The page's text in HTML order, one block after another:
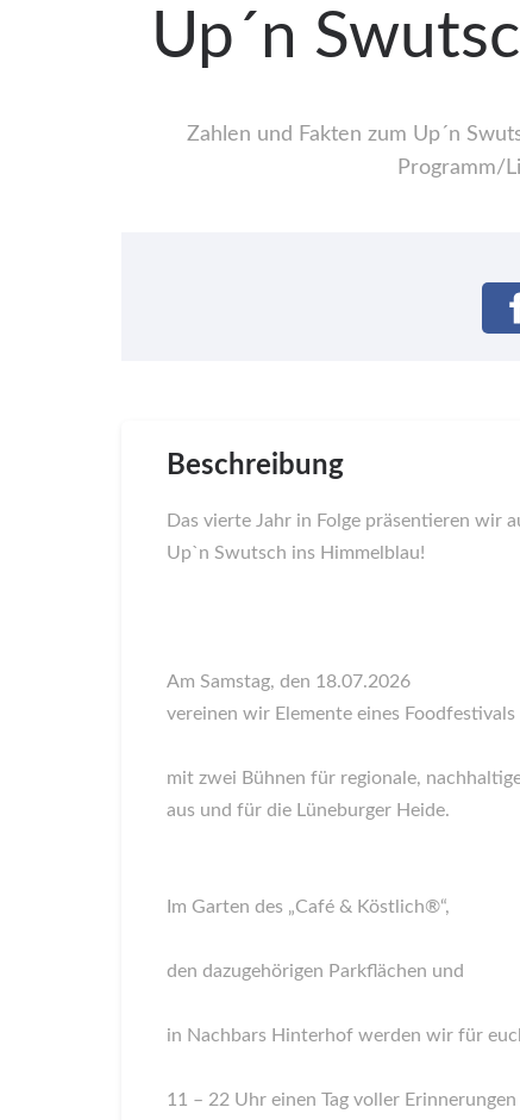
Up´n
Zahlen und Fakten zum Up´n
Programm/
Beschreibung
Das vierte Jahr in Folge präsentieren wir
Up`n Swutsch ins Himmelblau!
Am Samstag, den 18.07.2026
vereinen wir Elemente eines Foodfestivals
mit zwei Bühnen für regionale,
aus und für die Lüneburger Heide.
Im Garten des „Café & Köstlich®“,
den dazugehörigen Parkflächen und
in Nachbars Hinterhof werden wir für
11 – 22 Uhr einen Tag voller